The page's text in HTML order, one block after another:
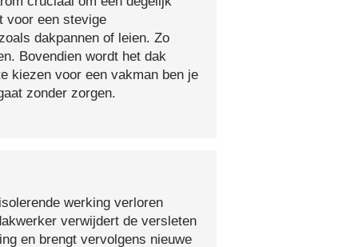
voor een stevige
dakpannen of leien. Zo
Bovendien wordt het dak
kiezen voor een vakman ben je
zonder zorgen.
werking verloren
verwijdert de versleten
en brengt vervolgens nieuwe